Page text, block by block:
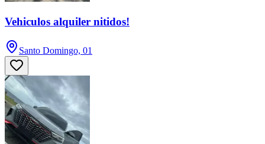
Vehiculos alquiler nitidos!
Santo Domingo, 01